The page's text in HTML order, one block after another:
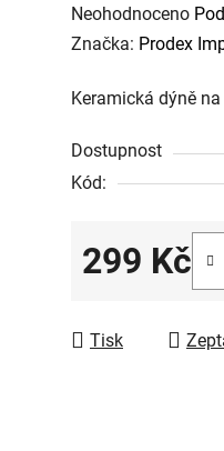
Průměrné
hodnocení
je
z
5
Neohodnoceno
Značka: Prodex
Keramická dýně
Dostupnost
Kód:
299 Kč
Tisk